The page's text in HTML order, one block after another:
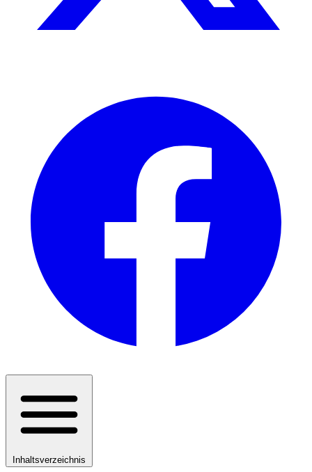
Inhaltsverzeichnis